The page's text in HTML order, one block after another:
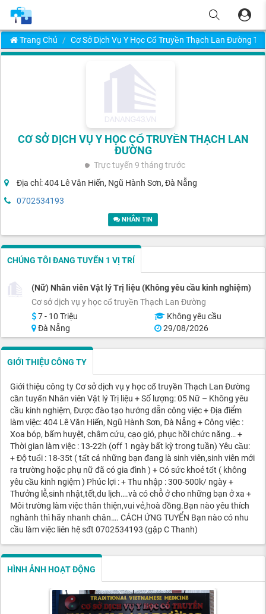
Trang Chủ Cơ Sở Dịch Vụ Y Học Cổ Truyền Thạch Lan Đường
CƠ SỞ DỊCH VỤ Y HỌC CỔ TRUYỀN THẠCH LAN
ĐƯỜNG
Trực tuyến 9 tháng trước
Địa chỉ: 404 Lê Văn Hiến, Ngũ Hành Sơn, Đà Nẵng
0702534193
NHẮN TIN
CHÚNG TÔI ĐANG TUYỂN 1 VỊ TRÍ
(Nữ) Nhân viên Vật lý Trị liệu (Không yêu cầu kinh nghiệm)
Cơ sở dịch vụ y học cổ truyền Thạch Lan Đường
7 - 10 Triệu
Không yêu cầu
Đà Nẵng
29/08/2026
GIỚI THIỆU CÔNG TY
Giới thiệu công ty Cơ sở dịch vụ y học cổ truyền Thạch Lan Đường
cần tuyển Nhân viên Vật lý Trị liệu + Số lượng: 05 Nữ – Không yêu
cầu kinh nghiệm, Được đào tạo hướng dẫn công việc + Địa điểm
làm việc: 404 Lê Văn Hiến, Ngũ Hành Sơn, Đà Nẵng + Công việc :
Xoa bóp, bấm huyệt, châm cứu, cạo gió, phục hồi chức năng… +
Thời gian làm việc : 13-22h (off 1 ngày bất kỳ trong tuần) Yêu cầu:
+ Độ tuổi : 18-35t ( tất cả những bạn đang là sinh viên,sinh viên mới
ra trường hoặc phụ nữ đã có gia đình ) + Có sức khoẻ tốt ( không
yêu cầu kinh ngiệm ) Phúc lợi : + Thu nhập : 300-500k/ ngày +
Thưởng lễ,sinh nhật,tết,du lịch….và có chỗ ở cho những bạn ở xa +
Môi trường làm việc thân thiện,vui vẻ,hoà đồng.Bạn nào yêu thích
nghành thì hãy nhanh chân…. CÁCH ỨNG TUYỂN Bạn nào có nhu
cầu làm việc liên hệ sđt 0702534193 (gặp C Thanh)
HÌNH ẢNH HOẠT ĐỘNG